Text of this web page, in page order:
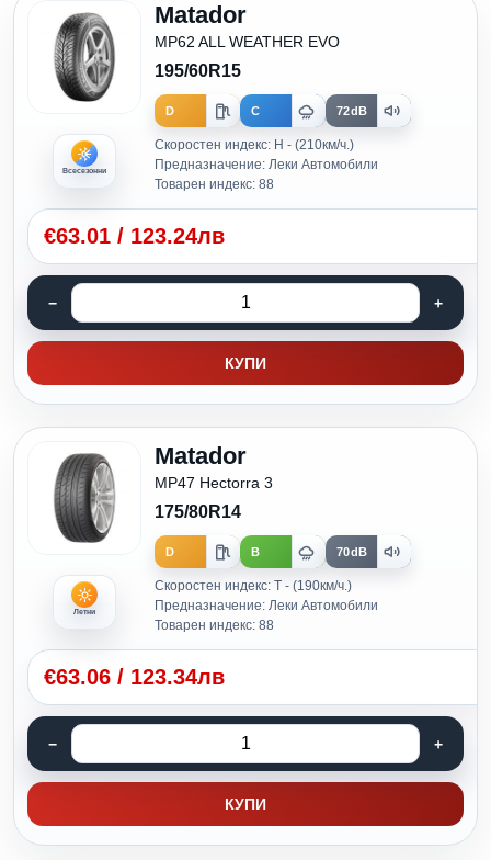
Всесезонни
Matador
MP62 ALL WEATHER EVO
195/60R15
D C 72dB
Скоростен индекс: H - (210км/ч.)
Предназначение: Леки Автомобили
Товарен индекс: 88
€63.01 / 123.24лв
КУПИ
Летни
Matador
MP47 Hectorra 3
175/80R14
D B 70dB
Скоростен индекс: T - (190км/ч.)
Предназначение: Леки Автомобили
Товарен индекс: 88
€63.06 / 123.34лв
КУПИ